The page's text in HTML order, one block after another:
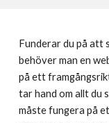
Funderar du på att
behöver man en
på ett
tar hand om allt du
måste fungera på